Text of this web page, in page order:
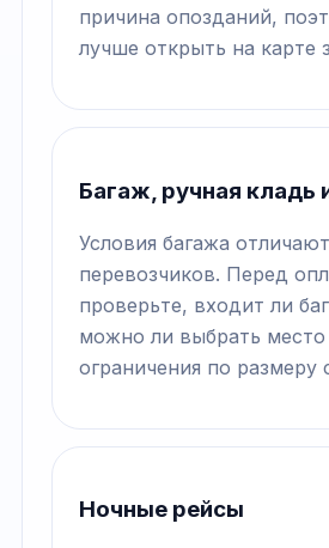
причина опозданий,
лучше открыть на карте
Багаж, ручная кладь
Условия багажа
перевозчиков. Перед
проверьте, входит ли
можно ли выбрать место
ограничения по размеру
Ночные рейсы